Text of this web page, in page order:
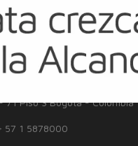
Financiero
tributarias para comercios
Financiera de Colombia
71 Piso 3 Bogotá - Colombia
57 1 5878000